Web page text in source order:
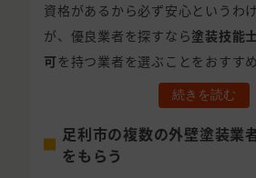
資格があるから必ず安心というわ
が、優良業者を探すなら塗装技能
可 を持つ業者を選ぶことをおすすめ
続きを読む
足利市の複数の外壁塗装業
をもらう